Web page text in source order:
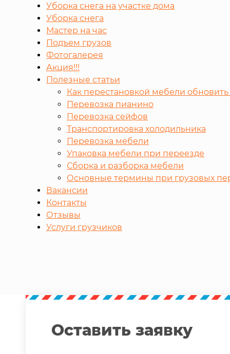
Уборка снега на участке дома
Уборка снега
Мастер на час
Подъем грузов
Фотогалерея
Акция!!!
Полезные статьи
Как перестановкой мебели
Перевозка пианино
Перевозка сейфов
Транспортировка холодильника
Перевозка мебели
Упаковка мебели при переезде
Сборка и разборка мебели
Основные термины при грузовых
Вакансии
Контакты
Отзывы
Услуги грузчиков
Оставить заявку